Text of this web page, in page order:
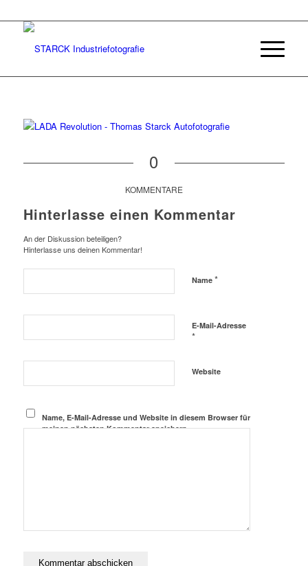
0
KOMMENTARE
Hinterlasse einen Kommentar
An der Diskussion beteiligen?
Hinterlasse uns deinen Kommentar!
Name *
E-Mail-Adresse
*
Website
Name, E-Mail-Adresse und Website in diesem Browser für
meinen nächsten Kommentar speichern.